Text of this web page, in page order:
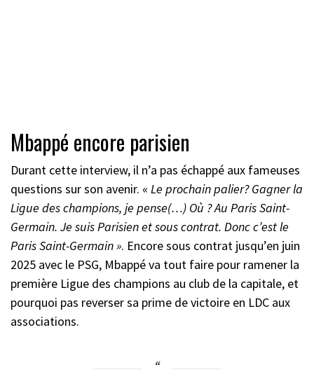
Mbappé encore parisien
Durant cette interview, il n’a pas échappé aux fameuses
questions sur son avenir. « Le prochain palier? Gagner la
Ligue des champions, je pense(…) Où ? Au Paris Saint-
Germain. Je suis Parisien et sous contrat. Donc c’est le
Paris Saint-Germain». Encore sous contrat jusqu’en juin
2025 avec le PSG, Mbappé va tout faire pour ramener la
première Ligue des champions au club de la capitale, et
pourquoi pas reverser sa prime de victoire en LDC aux
associations.